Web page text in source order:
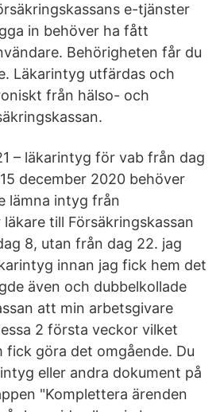
e-tjänster
in behöver ha fått
Behörigheten får du
Läkarintyg utfärdas och
från hälso- och
– läkarintyg för vab från dag
december 2020 behöver
lämna intyg från
till Försäkringskassan
8, utan från dag 22. jag
innan jag fick hem det
även och dubbelkollade
att min arbetsgivare
2 första veckor vilket
fick göra det omgående. Du
eller andra dokument på
"Komplettera ärenden